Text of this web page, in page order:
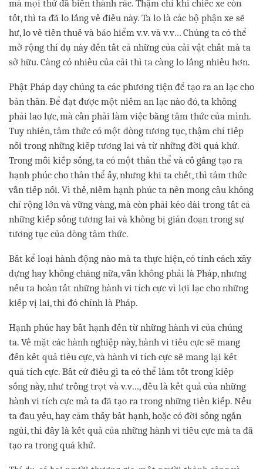
mà mọi thứ đã biến thành rác. Thậm chí khi chiếc xe còn
tốt, thì ta đã lo lắng về điều này. Ta lo là các bộ phận xe sẽ
hư, lo về tiền thuế và bảo hiểm v.v. và v.v… Chúng ta có thể
mở rộng thí dụ này đến tất cả những của cải vật chất mà ta
sở hữu. Càng có nhiều của cải thì ta càng lo lắng nhiều hơn.
Phật Pháp dạy chúng ta các phương tiện để tạo ra an lạc cho
bản thân. Để đạt được một niềm an lạc nào đó, ta không
phải lao lực, mà cần phải làm việc bằng tâm thức của mình.
Tuy nhiên, tâm thức có một dòng tương tục, thậm chí tiếp
nối trong những kiếp tương lai và từ những đời quá khứ.
Trong mỗi kiếp sống, ta có một thân thể và cố gắng tạo ra
hạnh phúc cho thân thể ấy, nhưng khi ta chết, thì tâm thức
vẫn tiếp nối. Vì thế, niềm hạnh phúc ta nên mong cầu không
chỉ rộng lớn và vững vàng, mà còn phải kéo dài trong tất cả
những kiếp sống tương lai và không bị gián đoạn trong sự
tương tục của dòng tâm thức.
Bất kể loại hành động nào mà ta thực hiện, có tính cách xây
dựng hay không chăng nữa, vẫn không phải là Pháp, nhưng
nếu ta hoàn tất những hành vi tích cực vì lợi lạc cho những
kiếp vị lai, thì đó chính là Pháp.
Hạnh phúc hay bất hạnh đến từ những hành vi của chúng
ta. Về mặt các hành nghiệp này, hành vi tiêu cực sẽ mang
đến kết quả tiêu cực, và hành vi tích cực sẽ mang lại kết
quả tích cực. Bất cứ điều gì ta có thể làm tốt trong kiếp
sống này, như trồng trọt và v.v…, đều là kết quả của những
hành vi tích cực mà ta đã tạo ra trong những tiền kiếp. Nếu
ta đau yếu, hay cảm thấy bất hạnh, hoặc có đời sống ngắn
ngủi, thì đây là kết quả của những hành vi tiêu cực mà ta đã
tạo ra trong quá khứ.